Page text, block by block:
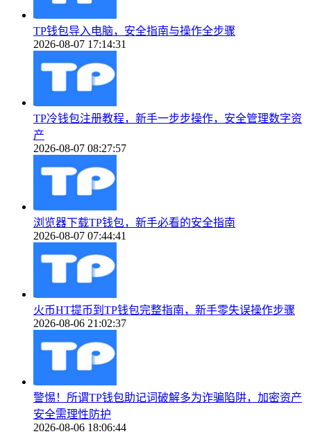
TP钱包导入电脑，安全指南与操作全步骤
2026-08-07 17:14:31
TP冷钱包注册教程，新手一步步操作，安全管理数字资
产
2026-08-07 08:27:57
浏览器下载TP钱包，新手必看的安全指南
2026-08-07 07:44:41
火币HT提币到TP钱包完整指南，新手零失误操作步骤
2026-08-06 21:02:37
警惕！所谓TP钱包助记词破解多为诈骗陷阱，加密资产
安全需理性防护
2026-08-06 18:06:44